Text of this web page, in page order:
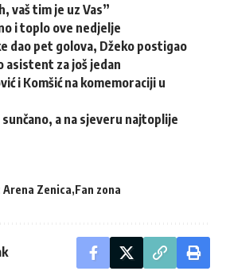
vaš tim je uz Vas”
i toplo ove nedjelje
dao pet golova, Džeko postigao
asistent za još jedan
i Komšić na komemoraciji u
sunčano, a na sjeveru najtoplije
Arena Zenica Fan zona